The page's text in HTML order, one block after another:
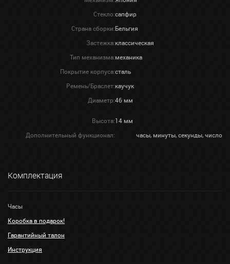
Стекло:сапфир
Страна сборки:Бельгия
Застежка:классическая
Тип механизма:механика
Покрытие корпуса:сталь
Ремень/Браслет:каучук
Диаметр:46 мм
Высота:14 мм
Дополнительный функционал:
часы, минуты, секунды, число
Комплектация
Часы
Коробка в подарок!
Гарантийный талон
Инструкция